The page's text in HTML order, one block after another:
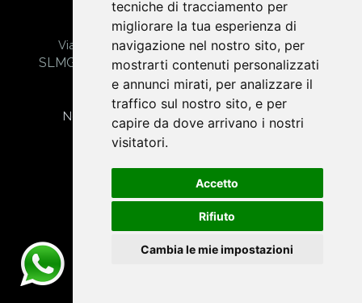
tecniche di tracciamento per
migliorare la tua esperienza di
navigazione nel nostro sito, per
mostrarti contenuti personalizzati
e annunci mirati, per analizzare il
traffico sul nostro sito, e per
capire da dove arrivano i nostri
visitatori.
Accetto
Rifiuto
Cambia le mie impostazioni
Gabriele Salamone | Web Agency Torino
Via Giuseppe Verdi, 20 - 10042 Nichelino (TO)
SLMGRL01E28L219G - Part. IVA 12628900016
Codice univoco: N92GLON
Note legali Cookie Privacy Admin | Posta
Server|